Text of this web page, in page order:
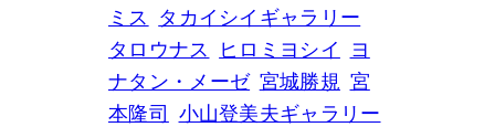
ミス タカイシイギャラリー
タロウナス
ヒロミヨシイ ヨ
ナタン・メーゼ 宮城勝規 宮
本隆司 小山登美夫ギャラリー